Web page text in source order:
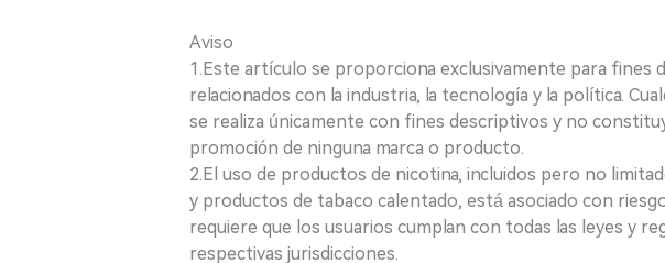
Aviso
1.Este artículo se proporciona exclusivamente para fines
relacionados con la industria, la tecnología y la política.
se realiza únicamente con fines descriptivos y no
promoción de ninguna marca o producto.
2.El uso de productos de nicotina, incluidos pero no
y productos de tabaco calentado, está asociado con
requiere que los usuarios cumplan con todas las leyes y
respectivas jurisdicciones.